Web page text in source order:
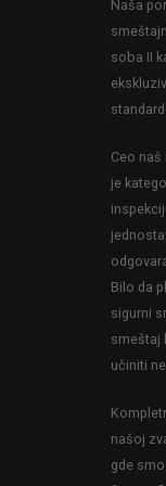
Naša
soba II
Ceo
je
Bilo da
sigurni
smeštaj
učiniti
našoj
gde